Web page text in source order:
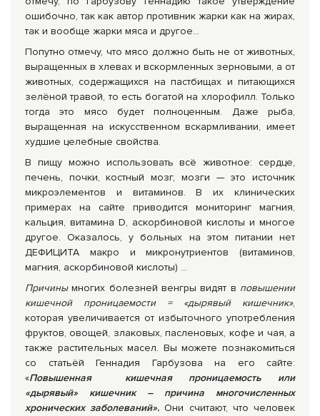
ошибочно, так как автор противник жарки как на жирах,
так и вообще жарки мяса и другое…
Попутно отмечу, что мясо должно быть не от животных,
выращенных в хлевах и вскормленных зерновыми, а от
животных, содержащихся на пастбищах и питающихся
зелёной травой, то есть богатой на хлорофилл. Только
тогда это мясо будет полноценным. Даже рыба,
выращенная на искусственном вскармливании, имеет
худшие целебные свойства.
В пищу можно использовать всё животное: сердце,
печень, почки, костный мозг, мозги — это источник
микроэлементов и витаминов. В их клинических
примерах на сайте приводится мониторинг магния,
кальция, витамина D, аскорбиновой кислоты и многое
другое. Оказалось, у больных на этом питании нет
ДЕФИЦИТА макро и микронутриентов (витаминов,
магния, аскорбиновой кислоты) ...
Причинымногих болезней венгры видят в повышении
кишечной проницаемости = «дырявый кишечник»,
которая увеличивается от избыточного употребления
фруктов, овощей, злаковых, пасленовых, кофе и чая, а
также растительных масел. Вы можете познакомиться
со статьёй Геннадия Гарбузова на его сайте:
«Повышенная кишечная проницаемость или
«дырявый» кишечник – причина многочисленных
хронических заболеваний». Они считают, что человек